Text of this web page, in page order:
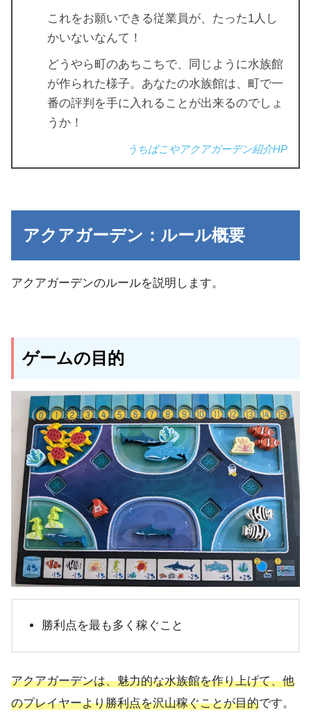
これをお願いできる従業員が、たった1人し
かいないなんて！
どうやら町のあちこちで、同じように水族館
が作られた様子。あなたの水族館は、町で一
番の評判を手に入れることが出来るのでしょ
うか！
うちばこやアクアガーデン紹介HP
アクアガーデン：ルール概要
アクアガーデンのルールを説明します。
ゲームの目的
勝利点を最も多く稼ぐこと
アクアガーデンは、魅力的な水族館を作り上げて、他
のプレイヤーより勝利点を沢山稼ぐことが目的です。